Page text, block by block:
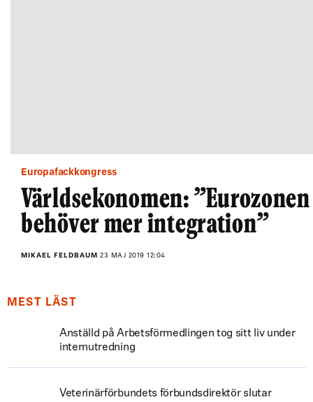
Europafackkongress
Världsekonomen: ”Eurozonen
behöver mer integration”
MIKAEL FELDBAUM 23 MAJ 2019 12:04
MEST LÄST
Anställd på Arbetsförmedlingen tog sitt liv under
internutredning
Veterinärförbundets förbundsdirektör slutar